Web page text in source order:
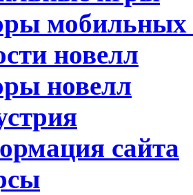
мобильных
новелл
новелл
сайта